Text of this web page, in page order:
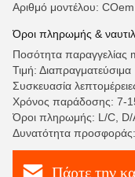
Αριθμό μοντέλου: COem
Όροι πληρωμής &
Ποσότητα παραγγελίας
Τιμή: Διαπραγματεύσιμα
Συσκευασία
Χρόνος παράδοσης: 7-
Όροι πληρωμής: L/C, D/
Δυνατότητα
Πάρτε την